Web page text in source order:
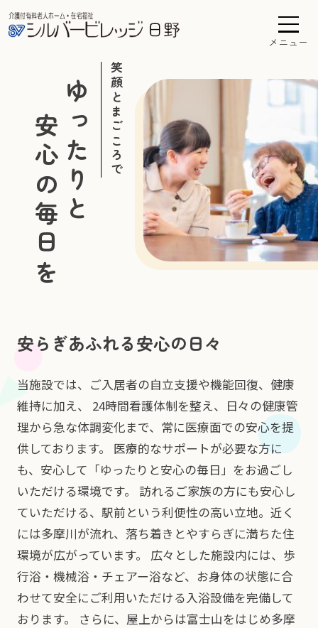
メニュー
笑顔とまごころで
ゆったりと
安心の毎日を
安らぎあふれる安心の日々
当施設では、ご入居者の自立支援や機能回復、健康
維持に加え、 24時間看護体制を整え、日々の健康管
理から急な体調変化まで、常に医療面での安心を提
供しております。 医療的なサポートが必要な方に
も、安心して「ゆったりと安心の毎日」をお過ごし
いただける環境です。 訪れるご家族の方にも安心し
ていただける、駅前という利便性の高い立地。近く
には多摩川が流れ、落ち着きとやすらぎに満ちた住
環境が広がっています。 広々とした施設内には、歩
行浴・機械浴・チェアー浴など、お身体の状態に合
わせて安全にご利用いただける入浴設備を完備して
おります。 さらに、屋上からは富士山をはじめ多摩